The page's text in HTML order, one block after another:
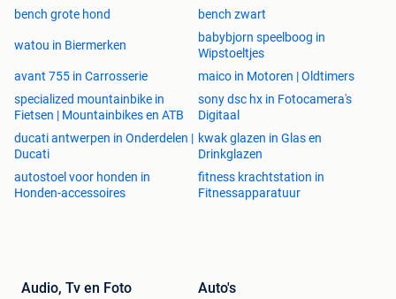
bench grote hond
bench zwart
watou in Biermerken
babybjorn speelboog in
Wipstoeltjes
avant 755 in Carrosserie
maico in Motoren | Oldtimers
specialized mountainbike in
Fietsen | Mountainbikes en ATB
sony dsc hx in Fotocamera's
Digitaal
ducati antwerpen in Onderdelen |
Ducati
kwak glazen in Glas en
Drinkglazen
autostoel voor honden in
Honden-accessoires
fitness krachtstation in
Fitnessapparatuur
Audio, Tv en Foto Auto's